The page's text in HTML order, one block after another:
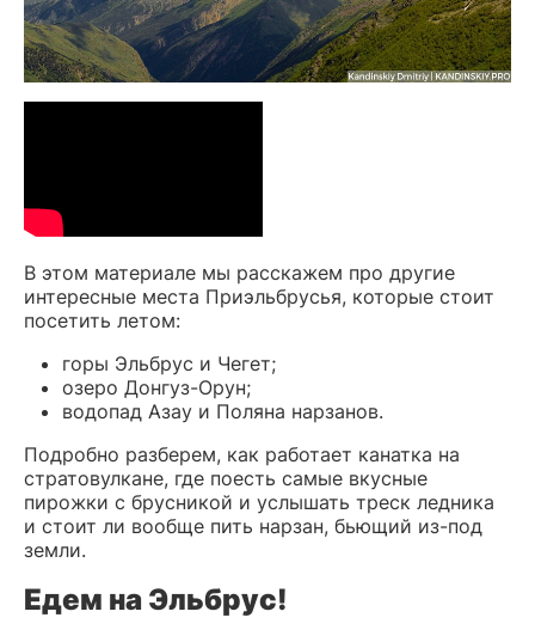
В этом материале мы расскажем про другие
интересные места Приэльбрусья, которые стоит
посетить летом:
горы Эльбрус и Чегет;
озеро Донгуз-Орун;
водопад Азау и Поляна нарзанов.
Подробно разберем, как работает канатка на
стратовулкане, где поесть самые вкусные
пирожки с брусникой и услышать треск ледника
и стоит ли вообще пить нарзан, бьющий из-под
земли.
Едем на Эльбрус!